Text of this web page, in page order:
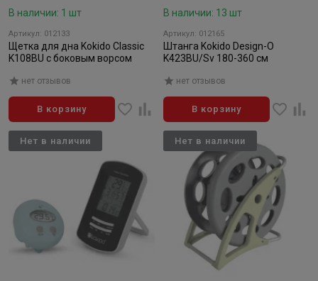
В наличии: 1 шт
Артикул: 012133
Щетка для дна Kokido Classic
K108BU с боковым ворсом
нет отзывов
В корзину
В наличии: 13 шт
Артикул: 012165
Штанга Kokido Design-O
K423BU/Sv 180-360 см
нет отзывов
В корзину
Нет в наличии Нет в наличии